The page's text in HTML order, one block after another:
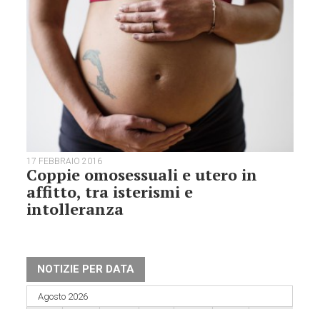
17 FEBBRAIO 2016
Coppie omosessuali e utero in
affitto, tra isterismi e
intolleranza
NOTIZIE PER DATA
Agosto 2026